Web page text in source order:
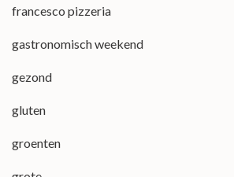
francesco pizzeria
gastronomisch weekend
gezond
gluten
groenten